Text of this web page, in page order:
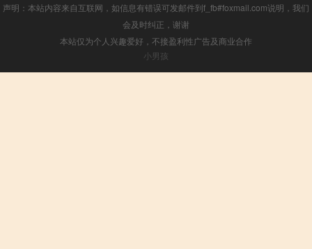
声明：本站内容来自互联网，如信息有错误可发邮件到f_fb#foxmail.com说明，我们
会及时纠正，谢谢
本站仅为个人兴趣爱好，不接盈利性广告及商业合作
小男孩